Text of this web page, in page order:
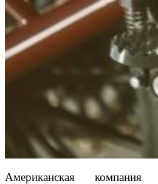
Американская компания